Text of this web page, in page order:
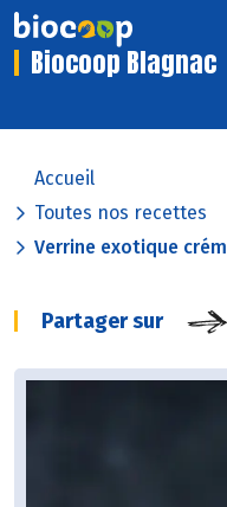
Biocoop Blagnac
Accueil
Toutes nos recettes
Verrine exotique
Partager sur